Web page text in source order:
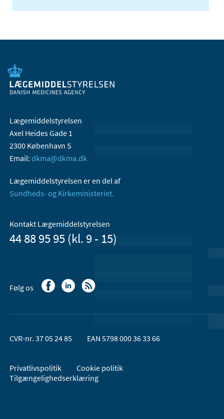
Lægemiddelstyrelsen
Axel Heides Gade 1
2300 København S
Email: dkma@dkma.dk
Lægemiddelstyrelsen er en del af
Sundheds- og Kirkeministeriet.
Kontakt Lægemiddelstyrelsen
44 88 95 95 (kl. 9 - 15)
Følg os
CVR-nr. 37 05 24 85 EAN 5798 000 36 33 66
Privatlivspolitik
Cookie politik
Tilgængelighedserklæring